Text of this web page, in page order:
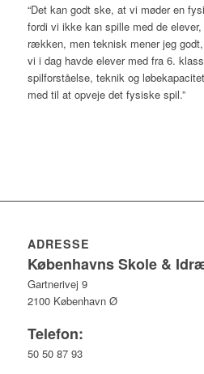
“Det kan godt ske, at vi møder en
fordi vi ikke kan spille med de
rækken, men teknisk mener jeg
vi i dag havde elever med fra 6.
spilforståelse, teknik og
med til at opveje det fysiske spil.”
ADRESSE
Københavns Skole &
Gartnerivej 9
2100 København Ø
Telefon:
50 50 87 93